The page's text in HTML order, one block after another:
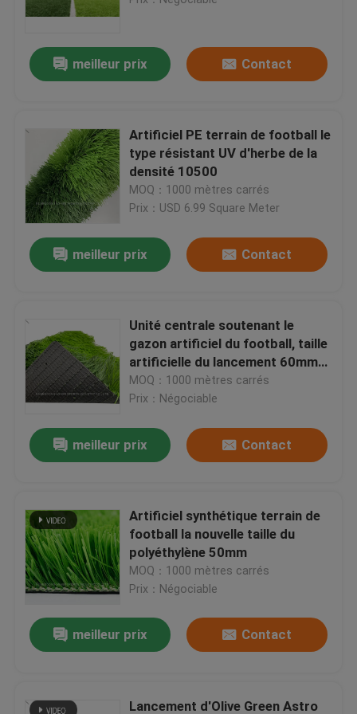
Voie courante préfabriquée
Piste de course en polyuréthane
Terrains de football artificiels
Piste de course poreuse
Gazon artificiel d'herbe de jardin
Planchers de sport en polyuréthane
Accessoires artificiels de pelouse
Machines de construction électriques
Plancher de sports de PVC
Plancher de verrouillage de basket-ball
meilleur prix Contact
Artificiel PE terrain de football le
type résistant UV d'herbe de la
densité 10500
MOQ：1000 mètres carrés
Prix：USD 6.99 Square Meter
meilleur prix Contact
Unité centrale soutenant le
gazon artificiel du football, taille
artificielle du lancement 60mm
du football
MOQ：1000 mètres carrés
Prix：Négociable
meilleur prix Contact
Artificiel synthétique terrain de
football la nouvelle taille du
polyéthylène 50mm
MOQ：1000 mètres carrés
Prix：Négociable
meilleur prix Contact
Lancement d'Olive Green Astro